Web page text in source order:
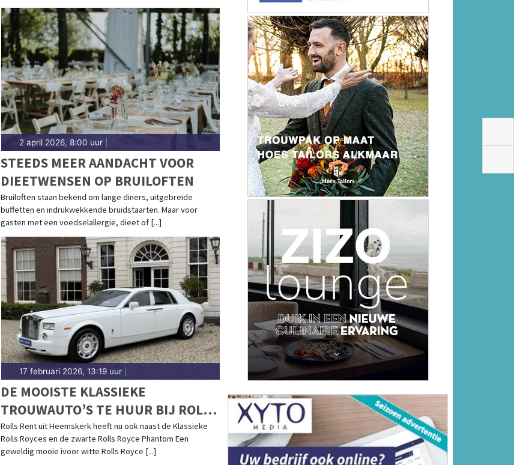
2 april 2026, 8:00 uur|
STEEDS MEER AANDACHT VOOR
DIEETWENSEN OP BRUILOFTEN
Bruiloften staan bekend om lange diners, uitgebreide
buffetten en indrukwekkende bruidstaarten. Maar voor
gasten met een voedselallergie, dieet of [...]
17 februari 2026, 13:19 uur|
DE MOOISTE KLASSIEKE
TROUWAUTO’S TE HUUR BIJ ROLLS
RENT
Rolls Rent uit Heemskerk heeft nu ook naast de Klassieke
Rolls Royces en de zwarte Rolls Royce Phantom Een
geweldig mooie ivoor witte Rolls Royce [...]